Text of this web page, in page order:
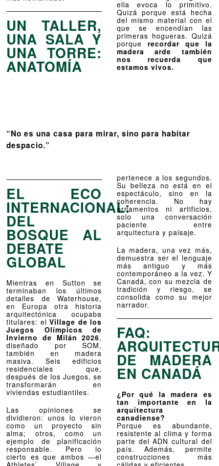
UN TALLER,
UNA SALA Y
UNA TORRE:
ANATOMÍA
ella evoca lo primitivo.
Quizá porque está hecha
del mismo material con el
que se encendían las
primeras hogueras. Quizá
porque recordar que la
madera arde también
nos recuerda que
estamos vivos.
“No es una casa para mirar, sino para habitar
despacio.”
EL ECO
INTERNACIONAL:
DEL
BOSQUE AL
DEBATE
GLOBAL
Mientras en Sutton se
terminaban los últimos
detalles de Waterhouse,
en Europa otra historia
arquitectónica ocupaba
titulares: elVillage de los
Juegos Olímpicos de
Invierno de Milán 2026,
diseñado por SOM,
también en madera
masiva. Seis edificios
residenciales que,
después de los Juegos, se
transformarán en
viviendas estudiantiles.
Las opiniones se
dividieron: unos lo vieron
como un proyecto sin
alma; otros, como un
ejemplo de planificación
responsable. Pero lo
cierto es que ambos —el
pertenece a los segundos.
Su belleza no está en el
espectáculo, sino en la
coherencia. No hay
ornamentos ni artificios,
solo una conversación
paciente entre
arquitectura y paisaje.
La madera, una vez más,
demuestra ser el lenguaje
más antiguo y más
contemporáneo a la vez. Y
Canadá, con su mezcla de
tradición y riesgo, se
consolida como su mejor
narrador.
FAQ:
DE MADERA
EN CANADÁ
¿Por qué la madera es
tan importante en la
arquitectura
canadiense?
Porque es abundante,
resistente al clima y forma
parte del ADN cultural del
país. Además, permite
construcciones más